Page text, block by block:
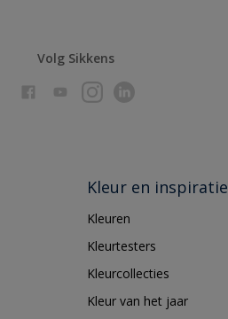
Volg Sikkens
Kleur en inspiratie
Kleuren
Kleurtesters
Kleurcollecties
Kleur van het jaar